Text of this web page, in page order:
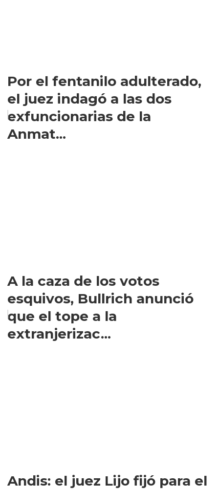
Por el fentanilo adulterado,
el juez indagó a las dos
exfuncionarias de la
Anmat...
A la caza de los votos
esquivos, Bullrich anunció
que el tope a la
extranjerizac...
Andis: el juez Lijo fijó para el